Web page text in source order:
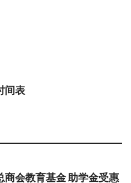
间表
商会教育基金 助学金受惠